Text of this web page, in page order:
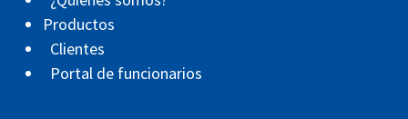
Productos
Clientes
Portal de funcionarios